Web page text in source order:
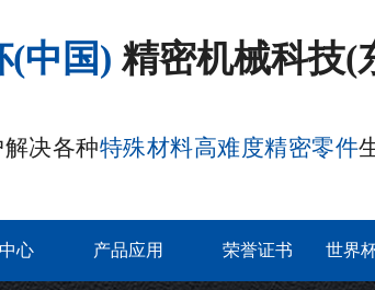
(中国) 精密机械科技(
决各种特殊材料高难度精密零件
心 产品应用 荣誉证书 世界